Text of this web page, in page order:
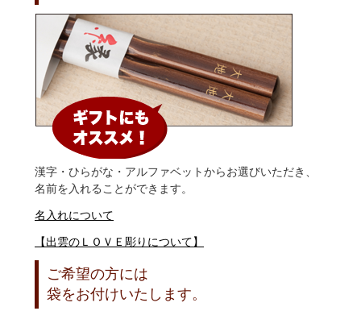
漢字・ひらがな・アルファベットからお選びいただき、
名前を入れることができます。
名入れについて
【出雲のＬＯＶＥ彫りについて】
ご希望の方には
袋をお付けいたします。